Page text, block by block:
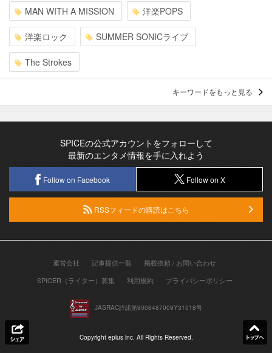
MAN WITH A MISSION 洋楽POPS
洋楽ロック SUMMER SONICライブ
The Strokes
キーワードをもっと見る
SPICEの公式アカウントをフォローして
最新のエンタメ情報を手に入れよう
Follow on Facebook Follow on X
RSSフィードの購読はこちら
運営会社 記事提供一覧
掲載依頼 / お問い合わせ
SPICER（ライター）募集
利用規約 プライバシーポリシー
JASRAC許諾第9008487009Y31018号
Copyright eplus inc. All Rights Reserved.